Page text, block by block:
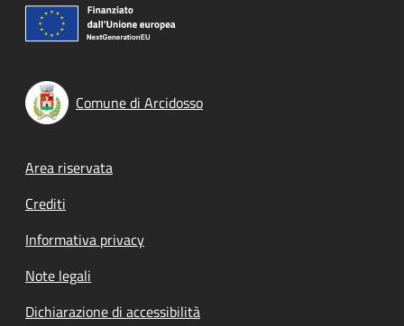
Comune di Arcidosso
Footer menu
Area riservata
Crediti
Informativa privacy
Note legali
Dichiarazione di accessibilità